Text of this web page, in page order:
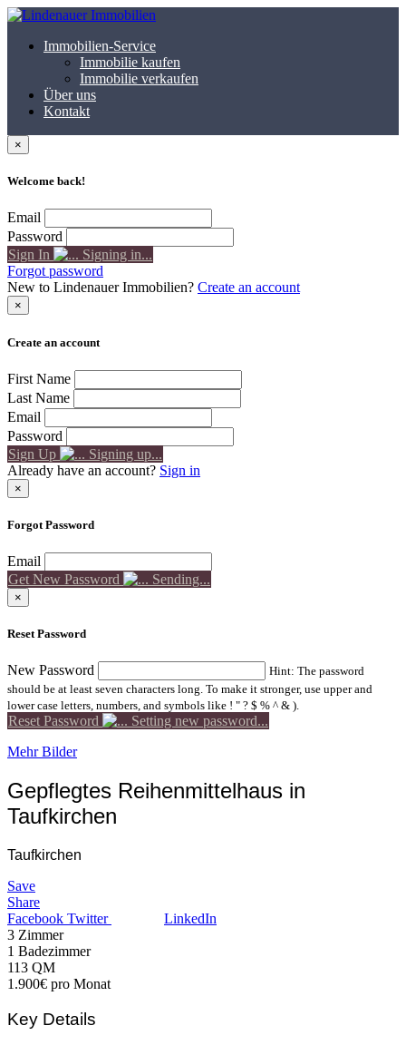
Immobilien-Service
Immobilie kaufen
Immobilie verkaufen
Über uns
Kontakt
×
Welcome back!
Email
Password
Sign In
Signing in...
Forgot password
New to Lindenauer Immobilien? Create an account
×
Create an account
First Name
Last Name
Email
Password
Sign Up
Signing up...
Already have an account? Sign in
×
Forgot Password
Email
Get New Password
Sending...
×
Reset Password
New Password
Hint: The password
should be at least seven characters long. To make it stronger, use upper and
lower case letters, numbers, and symbols like ! " ? $ % ^ & ).
Reset Password
Setting new password...
Mehr Bilder
Gepflegtes Reihenmittelhaus in
Taufkirchen
Taufkirchen
Save
Share
Facebook Twitter
LinkedIn
3 Zimmer
1 Badezimmer
113 QM
1.900€ pro Monat
Key Details